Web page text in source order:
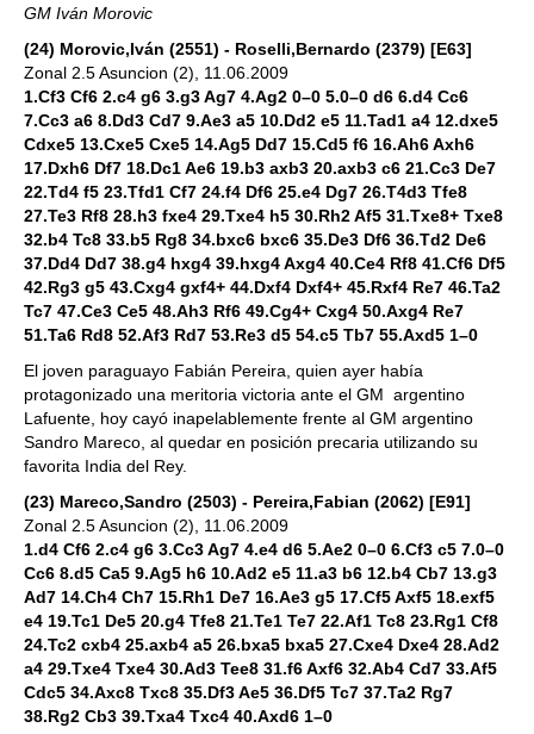
GM Iván Morovic
(24) Morovic,Iván (2551) - Roselli,Bernardo (2379) [E63]
Zonal 2.5 Asuncion (2), 11.06.2009
1.Cf3 Cf6 2.c4 g6 3.g3 Ag7 4.Ag2 0–0 5.0–0 d6 6.d4 Cc6
7.Cc3 a6 8.Dd3 Cd7 9.Ae3 a5 10.Dd2 e5 11.Tad1 a4 12.dxe5
Cdxe5 13.Cxe5 Cxe5 14.Ag5 Dd7 15.Cd5 f6 16.Ah6 Axh6
17.Dxh6 Df7 18.Dc1 Ae6 19.b3 axb3 20.axb3 c6 21.Cc3 De7
22.Td4 f5 23.Tfd1 Cf7 24.f4 Df6 25.e4 Dg7 26.T4d3 Tfe8
27.Te3 Rf8 28.h3 fxe4 29.Txe4 h5 30.Rh2 Af5 31.Txe8+ Txe8
32.b4 Tc8 33.b5 Rg8 34.bxc6 bxc6 35.De3 Df6 36.Td2 De6
37.Dd4 Dd7 38.g4 hxg4 39.hxg4 Axg4 40.Ce4 Rf8 41.Cf6 Df5
42.Rg3 g5 43.Cxg4 gxf4+ 44.Dxf4 Dxf4+ 45.Rxf4 Re7 46.Ta2
Tc7 47.Ce3 Ce5 48.Ah3 Rf6 49.Cg4+ Cxg4 50.Axg4 Re7
51.Ta6 Rd8 52.Af3 Rd7 53.Re3 d5 54.c5 Tb7 55.Axd5 1–0
El joven paraguayo Fabián Pereira, quien ayer había
protagonizado una meritoria victoria ante el GM argentino
Lafuente, hoy cayó inapelablemente frente al GM argentino
Sandro Mareco, al quedar en posición precaria utilizando su
favorita India del Rey.
(23) Mareco,Sandro (2503) - Pereira,Fabian (2062) [E91]
Zonal 2.5 Asuncion (2), 11.06.2009
1.d4 Cf6 2.c4 g6 3.Cc3 Ag7 4.e4 d6 5.Ae2 0–0 6.Cf3 c5 7.0–0
Cc6 8.d5 Ca5 9.Ag5 h6 10.Ad2 e5 11.a3 b6 12.b4 Cb7 13.g3
Ad7 14.Ch4 Ch7 15.Rh1 De7 16.Ae3 g5 17.Cf5 Axf5 18.exf5
e4 19.Tc1 De5 20.g4 Tfe8 21.Te1 Te7 22.Af1 Tc8 23.Rg1 Cf8
24.Tc2 cxb4 25.axb4 a5 26.bxa5 bxa5 27.Cxe4 Dxe4 28.Ad2
a4 29.Txe4 Txe4 30.Ad3 Tee8 31.f6 Axf6 32.Ab4 Cd7 33.Af5
Cdc5 34.Axc8 Txc8 35.Df3 Ae5 36.Df5 Tc7 37.Ta2 Rg7
38.Rg2 Cb3 39.Txa4 Txc4 40.Axd6 1–0